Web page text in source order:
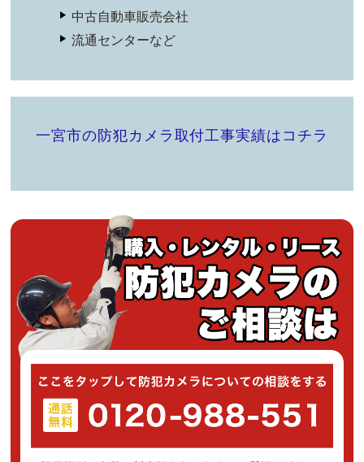
中古自動車販売会社
流通センターなど
一宮市の防犯カメラ取付工事実績はコチラ